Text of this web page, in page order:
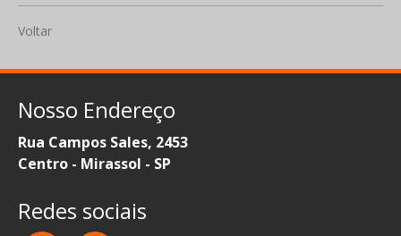
Voltar
Nosso Endereço
Rua Campos Sales, 2453
Centro - Mirassol - SP
Redes sociais